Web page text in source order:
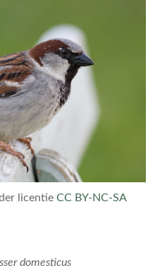
licentie CC BY-NC-SA
domesticus